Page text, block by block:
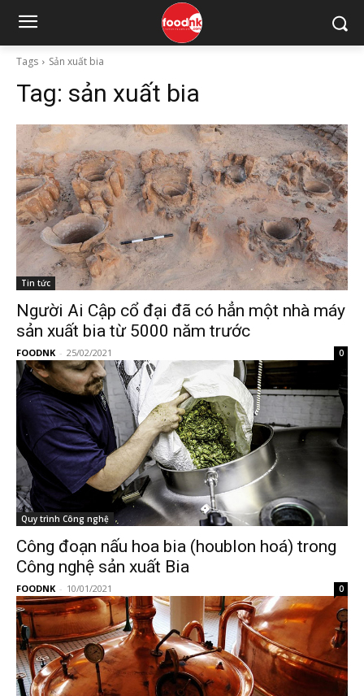
Tags Sản xuất bia
Tag: sản xuất bia
Tin tức
Người Ai Cập cổ đại đã có hẳn một nhà máy
sản xuất bia từ 5000 năm trước
FOODNK - 25/02/2021 0
Quy trình Công nghệ
Công đoạn nấu hoa bia (houblon hoá) trong
Công nghệ sản xuất Bia
FOODNK - 10/01/2021 0